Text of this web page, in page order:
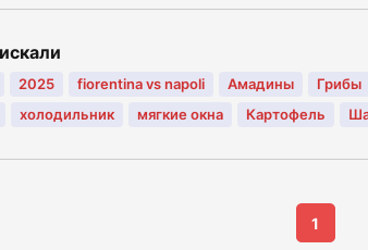
2025 fiorentina vs napoli Амадины Грибы
холодильник мягкие окна Картофель
1